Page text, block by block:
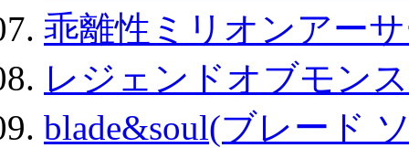
乖離性ミリオンアー
レジェンドオブモン
blade&soul(ブレード